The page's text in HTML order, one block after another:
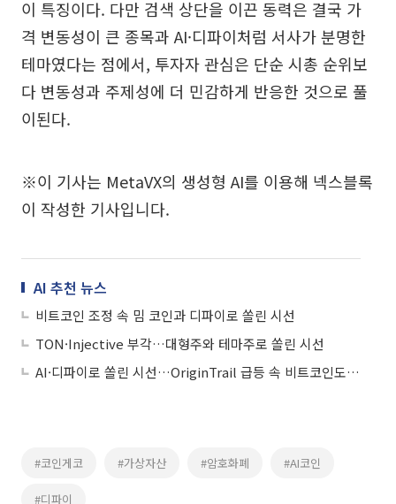
이 특징이다. 다만 검색 상단을 이끈 동력은 결국 가
격 변동성이 큰 종목과 AI·디파이처럼 서사가 분명한
테마였다는 점에서, 투자자 관심은 단순 시총 순위보
다 변동성과 주제성에 더 민감하게 반응한 것으로 풀
이된다.
※이 기사는 MetaVX의 생성형 AI를 이용해 넥스블록
이 작성한 기사입니다.
AI 추천 뉴스
비트코인 조정 속 밈 코인과 디파이로 쏠린 시선
TON·Injective 부각…대형주와 테마주로 쏠린 시선
AI·디파이로 쏠린 시선…OriginTrail 급등 속 비트코인도 상위권
#코인게코 #가상자산 #암호화폐 #AI코인
#디파이